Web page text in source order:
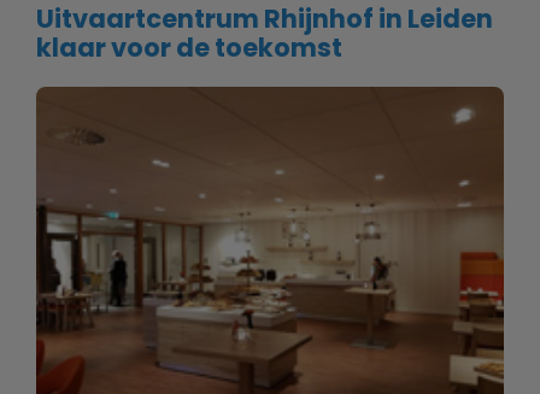
Uitvaartcentrum Rhijnhof in Leiden
klaar voor de toekomst